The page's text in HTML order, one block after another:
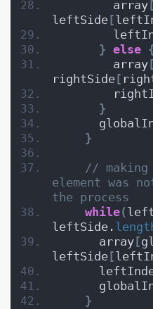
        array
[
leftSide [
} else
        array
[
rightSide [
}
}
//
element was
the process
while(
leftSide.
      array
[
leftSide [
}